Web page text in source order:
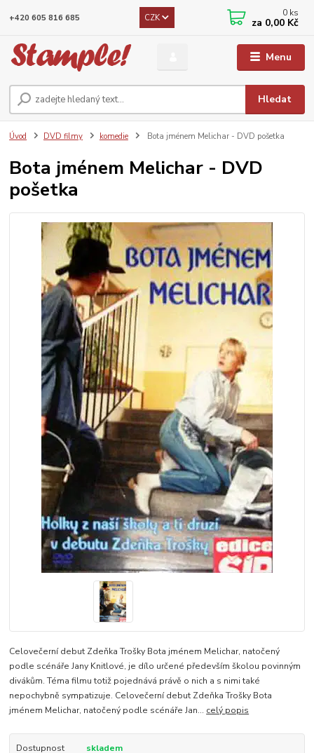
Menu
CZK
Hledat
+420 605 816 685 0 ks
za 0,00 Kč
Úvod DVD filmy komedie Bota jménem Melichar - DVD pošetka
Bota jménem Melichar - DVD
pošetka
Celovečerní debut Zdeňka Trošky Bota jménem Melichar, natočený
podle scénáře Jany Knitlové, je dílo určené především školou povinným
divákům. Téma filmu totiž pojednává právě o nich a s nimi také
nepochybně sympatizuje. Celovečerní debut Zdeňka Trošky Bota
jménem Melichar, natočený podle scénáře Jan... celý popis
Dostupnost skladem